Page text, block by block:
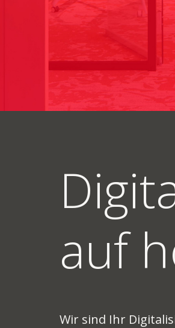
auf
Wir sind Ihr